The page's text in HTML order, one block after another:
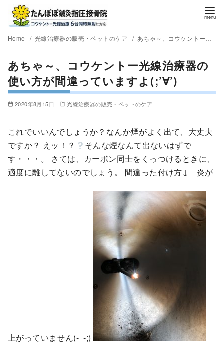
Home 光線治療器の販売・ペットのケア あちゃ～、コウケントー光線治療器の使い方が間違っていますよ(;’∀’)
あちゃ～、コウケントー光線治療器の
使い方が間違っていますよ(;’∀’)
2020年8月15日 光線治療器の販売・ペットのケア
これでいいんでしょうか？なんか煙がよく出て、大丈夫
ですか？ えッ！？
そんな煙なんて出ないはずで
す・・・。 さては、カーボン同士をくっつけるときに、
適度に離してないのでしょう。 間違った付け方↓ 炎が
上がっていません(-_-;)